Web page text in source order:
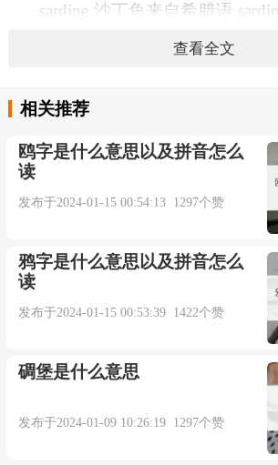
sardine 沙丁鱼来自希腊语
Sardo,撒丁岛，意大利岛屿，旅游
early 15c., from Latin sardina,
sardinos, often said to be from
Sardinia), the Mediterranean island,
probably were caught and from
exported. But Klein writes, "It is
the Greeks would have obtained
Sardinia at a time relatively so early
from whom Athenaios quotes a
查看全文
相关推荐
鸥字是什么意思以及拼音怎么
读
发布于2024-01-15 00:54:13 1297个赞
鸦字是什么意思以及拼音怎么
读
发布于2024-01-15 00:53:39 1422个赞
碉堡是什么意思
发布于2024-01-09 10:26:19 1297个赞